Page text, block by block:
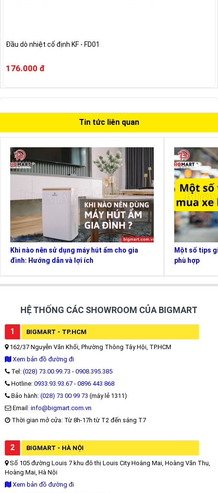
Đầu dò nhiệt cố định KF - FD01
176.000 đ
Tin tức liên quan
Khi nào nên sử dụng máy hút ẩm cho gia
đình: Hướng dẫn và lợi ích
Một số tips
phù hợp
HỆ THỐNG CÁC SHOWROOM CỦA BIGMART
1 BIGMART - TP.HCM
162/37 Nguyễn Văn Khối, Phường Thông Tây Hội, TP.HCM
Xem bản đồ đường đi
Tel: (028) 73.00.99.73 - 0908.395.385
Hotline: 0933.93.93.67 - 0896 443 868
Bảo hành: (028) 73 00 99 73 (máy lẻ 1311)
Email: info@bigmart.com.vn
Thời gian mở cửa: Từ 8h-17h từ T2 đến sáng T7
2 BIGMART - HÀ NỘI
Số 105 đường Louis 7 khu đô thị Louis City Hoàng Mai, Hoàng Văn Thụ,
Hoàng Mai, Hà Nội
Xem bản đồ đường đi